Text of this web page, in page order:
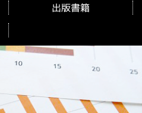
出版書籍